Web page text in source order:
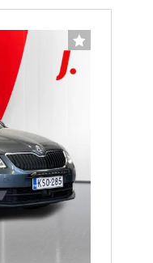
SUOSIKKI